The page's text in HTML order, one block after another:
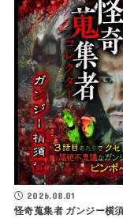
2026.08.01
怪奇蒐集者 ガンジー横